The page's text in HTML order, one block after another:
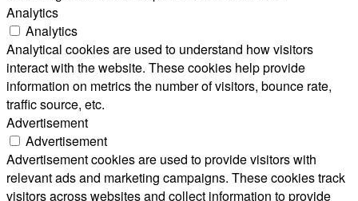
Analytics
Analytics
Analytical cookies are used to understand how visitors
interact with the website. These cookies help provide
information on metrics the number of visitors, bounce rate,
traffic source, etc.
Advertisement
Advertisement
Advertisement cookies are used to provide visitors with
relevant ads and marketing campaigns. These cookies track
visitors across websites and collect information to provide